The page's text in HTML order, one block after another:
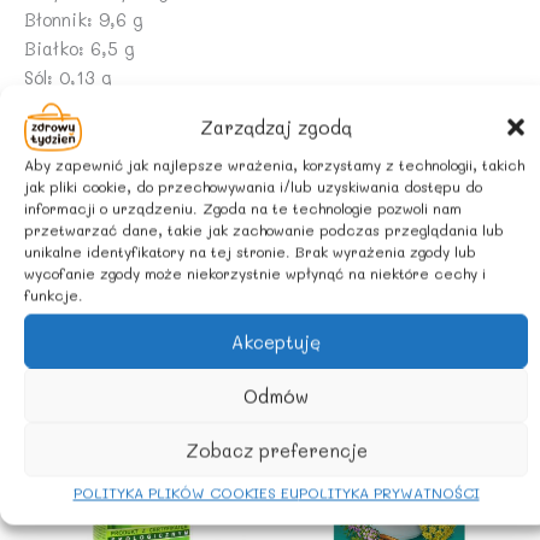
Zarządzaj zgodą
Aby zapewnić jak najlepsze wrażenia, korzystamy z technologii, takich
jak pliki cookie, do przechowywania i/lub uzyskiwania dostępu do
informacji o urządzeniu. Zgoda na te technologie pozwoli nam
przetwarzać dane, takie jak zachowanie podczas przeglądania lub
unikalne identyfikatory na tej stronie. Brak wyrażenia zgody lub
wycofanie zgody może niekorzystnie wpłynąć na niektóre cechy i
funkcje.
Akceptuję
Odmów
Zobacz preferencje
POLITYKA PLIKÓW COOKIES EUPOLITYKA PRYWATNOŚCI
Błonnik: 9,6 g
Białko: 6,5 g
Sól: 0,13 g
ZALECANE WARUNKI PRZECHOWYWANIA
Przechowywać w suchym i chłodnym miejscu w
zamkniętym pojemniku.
Podobne produkty